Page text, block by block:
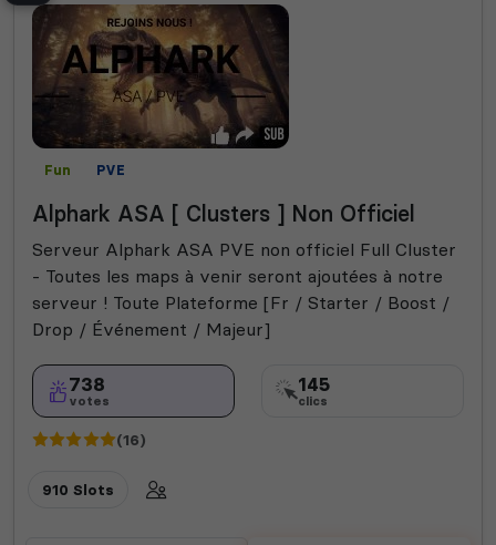
Fun PVE
Alphark ASA [ Clusters ] Non Officiel
Serveur Alphark ASA PVE non officiel Full Cluster
- Toutes les maps à venir seront ajoutées à notre
serveur ! Toute Plateforme [Fr / Starter / Boost /
Drop / Événement / Majeur]
738
votes
145
clics
(16)
910 Slots